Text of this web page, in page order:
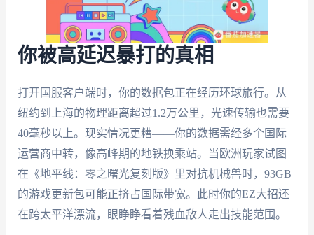
你被高延迟暴打的真相
打开国服客户端时，你的数据包正在经历环球旅行。从
纽约到上海的物理距离超过1.2万公里，光速传输也需要
40毫秒以上。现实情况更糟——你的数据需经多个国际
运营商中转，像高峰期的地铁换乘站。当欧洲玩家试图
在《地平线：零之曙光复刻版》里对抗机械兽时，93GB
的游戏更新包可能正挤占国际带宽。此时你的EZ大招还
在跨太平洋漂流，眼睁睁看着残血敌人走出技能范围。